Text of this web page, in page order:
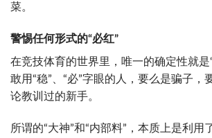
菜。
警惕任何形式的“必红”
在竞技体育的世界里，唯一的确定性就是
敢用“稳”、“必”字眼的人，要么是骗子，
论教训过的新手。
所谓的“大神”和“内部料”，本质上是利用